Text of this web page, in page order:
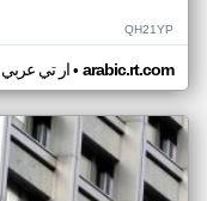
QH21YP
ار تي عربي• arabic.rt.com